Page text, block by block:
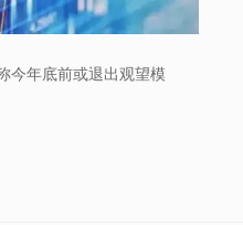
今年底前或退出观望模